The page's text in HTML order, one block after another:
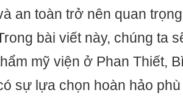
an toàn trở nên quan
bài viết này, chúng ta
mỹ viện ở Phan Thiết,
sự lựa chọn hoàn hảo